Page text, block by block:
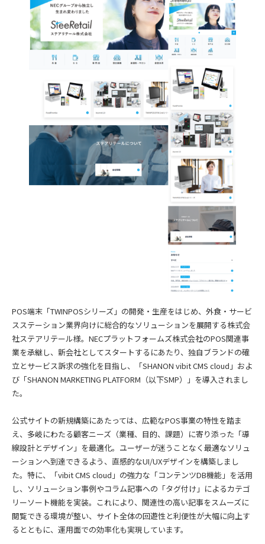
POS端末「TWINPOSシリーズ」の開発・生産をはじめ、外食・サービ
スステーション業界向けに総合的なソリューションを展開する株式会
社ステアリテール様。NECプラットフォームズ株式会社のPOS関連事
業を承継し、新会社としてスタートするにあたり、独自ブランドの確
立とサービス訴求の強化を目指し、「SHANON vibit CMS cloud」およ
び「SHANON MARKETING PLATFORM（以下SMP）」を導入されまし
た。
公式サイトの新規構築にあたっては、広範なPOS事業の特性を踏ま
え、多岐にわたる顧客ニーズ（業種、目的、課題）に寄り添った「導
線設計とデザイン」を最適化。ユーザーが迷うことなく最適なソリュ
ーションへ到達できるよう、直感的なUI/UXデザインを構築しまし
た。特に、「vibit CMS cloud」の強力な「コンテンツDB機能」を活用
し、ソリューション事例やコラム記事への「タグ付け」によるカテゴ
リーソート機能を実装。これにより、関連性の高い記事をスムーズに
閲覧できる環境が整い、サイト全体の回遊性と利便性が大幅に向上す
るとともに、運用面での効率化も実現しています。